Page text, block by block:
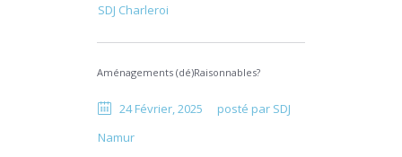
SDJ Charleroi
Aménagements (dé)Raisonnables?
24 Février, 2025 posté par SDJ
Namur